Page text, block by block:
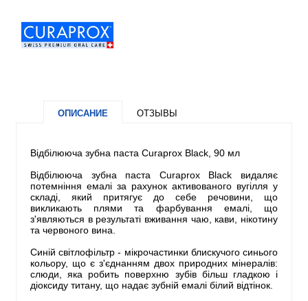
ОПИСАНИЕ ОТЗЫВЫ
Відбілююча зубна паста Curaprox Black, 90 мл
Відбілююча зубна паста Curaprox Black видаляє
потемніння емалі за рахунок активованого вугілля у
складі, який притягує до себе речовини, що
викликають плями та фарбування емалі, що
з'являються в результаті вживання чаю, кави, нікотину
та червоного вина.
Синій світлофільтр - мікрочастинки блискучого синього
кольору, що є з'єднанням двох природних мінералів:
слюди, яка робить поверхню зубів більш гладкою і
діоксиду титану, що надає зубній емалі білий відтінок.